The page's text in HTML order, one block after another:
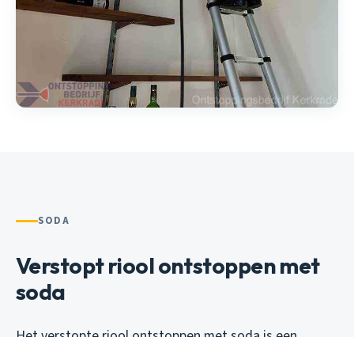
SODA
Verstopt riool ontstoppen met
soda